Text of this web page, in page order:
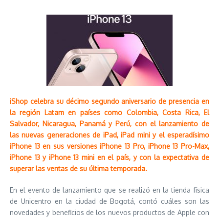
iShop celebra su décimo segundo aniversario de presencia en
la región Latam en países como Colombia, Costa Rica, El
Salvador, Nicaragua, Panamá y Perú, con el lanzamiento de
las nuevas generaciones de iPad, iPad mini y el esperadísimo
iPhone 13 en sus versiones iPhone 13 Pro, iPhone 13 Pro-Max,
iPhone 13 y iPhone 13 mini en el país, y con la expectativa de
superar las ventas de su última temporada.
En el evento de lanzamiento que se realizó en la tienda física
de Unicentro en la ciudad de Bogotá, contó cuáles son las
novedades y beneficios de los nuevos productos de Apple con